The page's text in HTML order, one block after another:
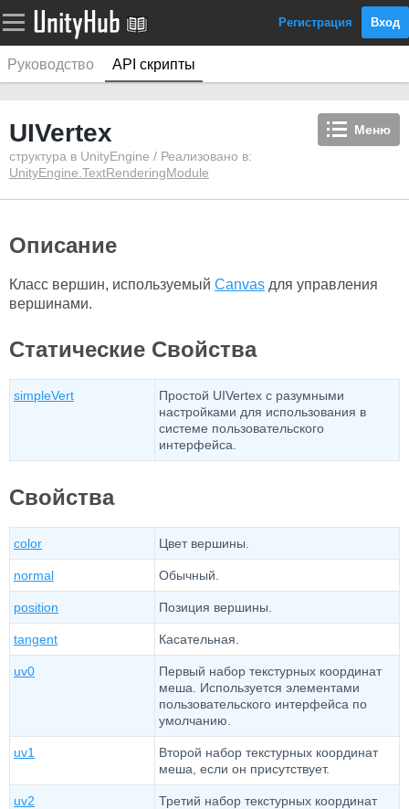
Регистрация Вход
Руководство API скрипты
Меню
UIVertex
структура в UnityEngine / Реализовано в:
UnityEngine.TextRenderingModule
Описание
Класс вершин, используемый Canvas для управления
вершинами.
Статические Свойства
simpleVert
Простой UIVertex с разумными
настройками для использования в
системе пользовательского
интерфейса.
Свойства
color Цвет вершины.
normal Обычный.
position Позиция вершины.
tangent Касательная.
uv0
Первый набор текстурных координат
меша. Используется элементами
пользовательского интерфейса по
умолчанию.
uv1
Второй набор текстурных координат
меша, если он присутствует.
uv2
Третий набор текстурных координат